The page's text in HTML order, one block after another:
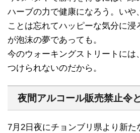
ハーブの力で健康になろう。いや
ことは忘れてハッピーな気分に浸
が泡沫の夢であっても。
今のウォーキングストリートには
つけられないのだから。
夜間アルコール販売禁止令
7月2日夜にチョンブリ県より新た